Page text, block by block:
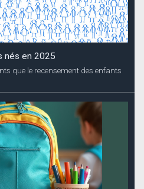
nés en 2025
que le recensement des enfants